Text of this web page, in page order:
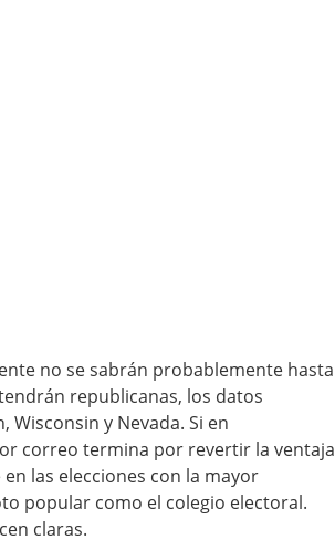
no se sabrán probablemente hasta
republicanas, los datos
y Nevada. Si en
correo termina por revertir la ventaja
las elecciones con la mayor
popular como el colegio electoral.
claras.